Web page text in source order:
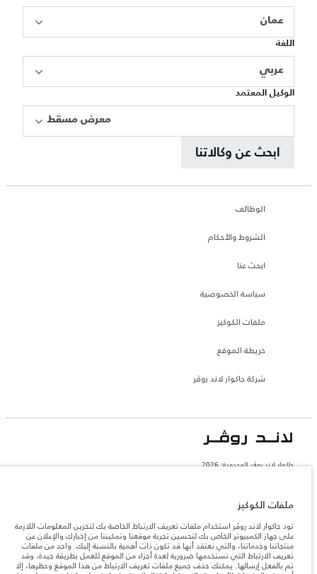
عمان
اللغة
عربي
الوكيل المعتمد
معرض مسقط
ابحث عن وكالاتنا
الوظائف
الشروط والأحكام
ابحث عنا
سياسة الخصوصية
ملفات الكوكيز
خريطة الموقع
شركة جاكوار لاند روڤر
جاكوار لاند روڨر المحدودة: 2026
تعكس الأوزان المذكورة مواصفات السيارة القياسية. سوف تؤثر الإكسسوارات وغيرها من
العناصر المثبتة بعد نقطة التصنيع في الحمولة. تأكد من عدم تجاوز الوزن الإجمالي للسيارة
والحمولة.
المعلومات والمواصفات والأسعار والألوان المذكورة على هذا الموقع قد تختلف من بلد إلى
آخر، كما أنّها قد تتغير بدون إشعار مسبق. الرجاء التواصل مع وكيلنا المحلي للتأكد من توفّرها
ملفات الكوكيز
تود جاكوار لاند روڤر استخدام ملفات تعريف الارتباط الخاصة بك لتخزين المعلومات اللازمة
على جهاز الكمبيوتر الخاص بك لتحسين تجربة موقعنا وتمكيننا من إخبارك والإعلان عن
منتجاتنا وخدماتنا، والتي نعتقد أنها قد تكون ذات أهمية بالنسبة إليك. واحد من ملفات
تعريف الارتباط التي نستخدمها ضرورية لعدة أجزاء من الموقع للعمل بطريقة جيدة، وقد
تم بالفعل إرسالها. يمكنك حذف جميع ملفات تعريف الارتباط من هذا الموقع وحظرها، إلا